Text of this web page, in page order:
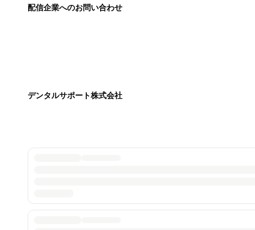
配信企業へのお問い合わせ
デンタルサポート株式会社